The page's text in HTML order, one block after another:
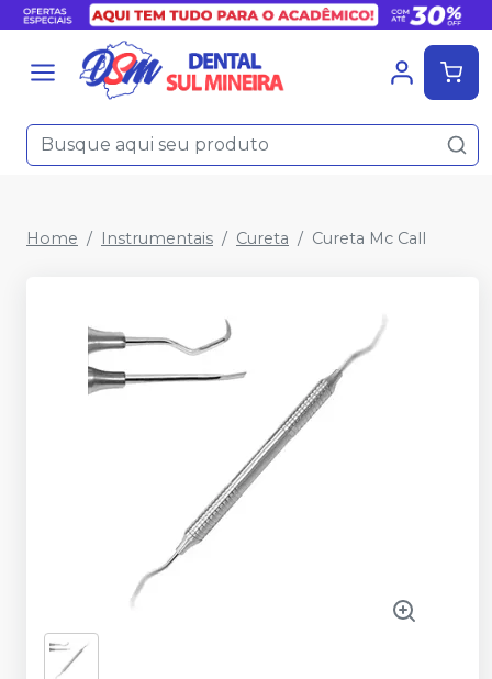
Home Instrumentais Cureta Cureta Mc Call